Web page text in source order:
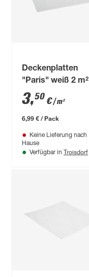
Deckenplatten
"Paris" weiß 2 m²
3,50 €/ m²
6,99 € / Pack
Keine Lieferung nach
Hause
Verfügbar in Troisdorf